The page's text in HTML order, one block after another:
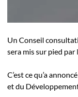
Un Conseil
sera mis sur pied
C’est ce qu’a
et du